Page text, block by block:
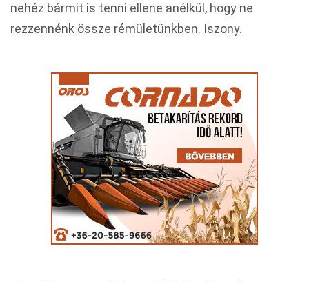
nehéz bármit is tenni ellene anélkül, hogy ne
rezzennénk össze rémületünkben. Iszony.